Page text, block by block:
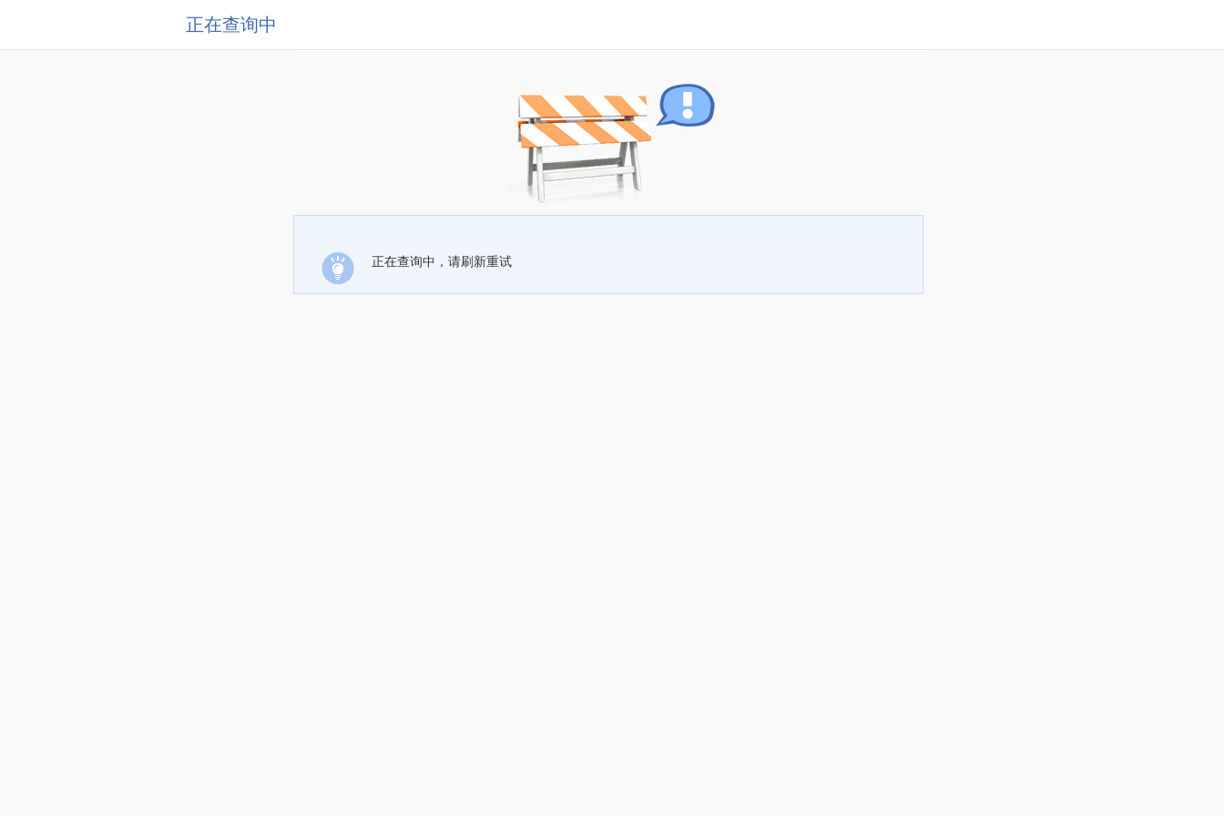
正在查询中
正在查询中，请刷新重试